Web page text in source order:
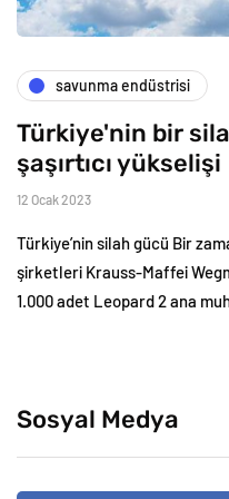
savunma endüstrisi
Türkiye'nin bir
şaşırtıcı yükselişi
12 Ocak 2023
Türkiye’nin silah gücü Bir
şirketleri Krauss-Maffei
1.000 adet Leopard 2 ana
Sosyal Medya